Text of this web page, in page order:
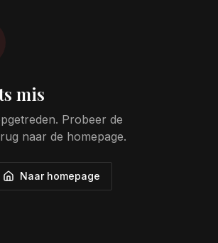
mis
Probeer de
naar de homepage.
Naar homepage